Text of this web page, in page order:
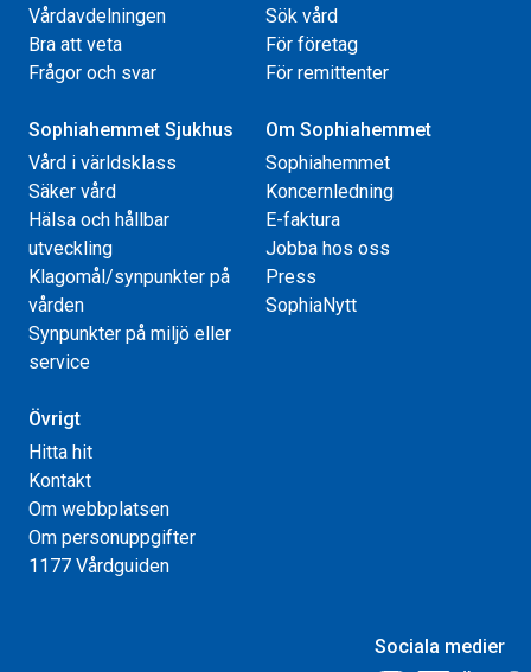
Vårdavdelningen
Bra att veta
Frågor och svar
Sök vård
För företag
För remittenter
Sophiahemmet Sjukhus
Vård i världsklass
Säker vård
Hälsa och hållbar
utveckling
Klagomål/synpunkter på
vården
Synpunkter på miljö eller
service
Om Sophiahemmet
Sophiahemmet
Koncernledning
E-faktura
Jobba hos oss
Press
SophiaNytt
Övrigt
Hitta hit
Kontakt
Om webbplatsen
Om personuppgifter
1177 Vårdguiden
Sociala medier